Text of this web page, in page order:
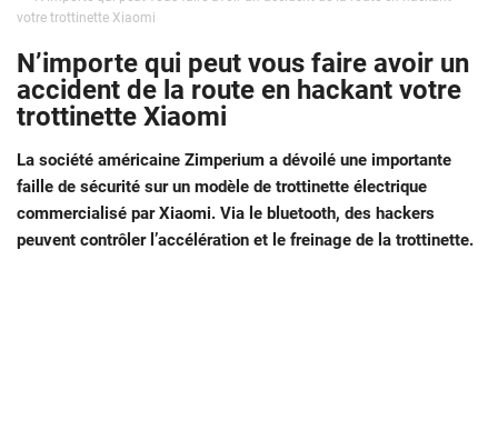
votre trottinette Xiaomi
N’importe qui peut vous faire avoir un
accident de la route en hackant votre
trottinette Xiaomi
La société américaine Zimperium a dévoilé une importante
faille de sécurité sur un modèle de trottinette électrique
commercialisé par Xiaomi. Via le bluetooth, des hackers
peuvent contrôler l’accélération et le freinage de la trottinette.